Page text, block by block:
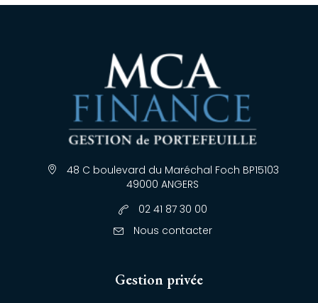
48 C boulevard du Maréchal Foch BP15103
49000 ANGERS
02 41 87 30 00
Nous contacter
Gestion privée